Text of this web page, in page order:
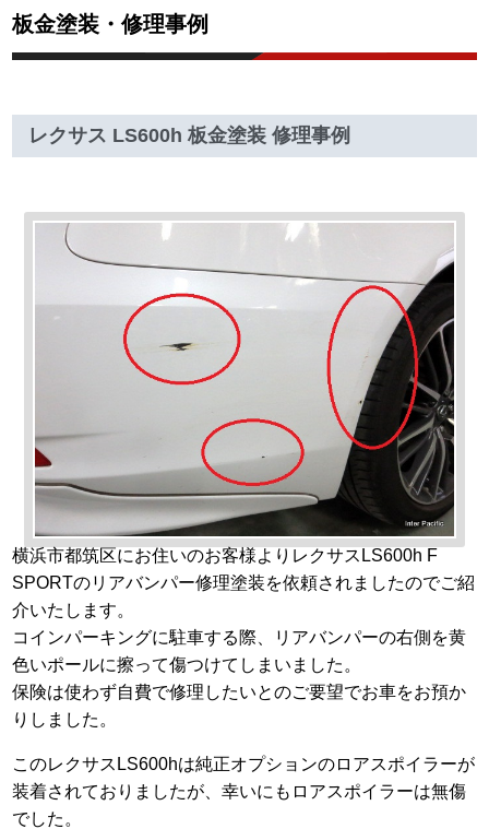
板金塗装・修理事例
レクサス LS600h 板金塗装 修理事例
横浜市都筑区にお住いのお客様よりレクサスLS600h F
SPORTのリアバンパー修理塗装を依頼されましたのでご紹
介いたします。
コインパーキングに駐車する際、リアバンパーの右側を黄
色いポールに擦って傷つけてしまいました。
保険は使わず自費で修理したいとのご要望でお車をお預か
りしました。
このレクサスLS600hは純正オプションのロアスポイラーが
装着されておりましたが、幸いにもロアスポイラーは無傷
でした。